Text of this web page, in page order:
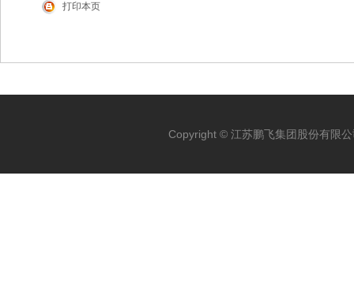
打印本页
Copyright © 江苏鹏飞集团股份有限